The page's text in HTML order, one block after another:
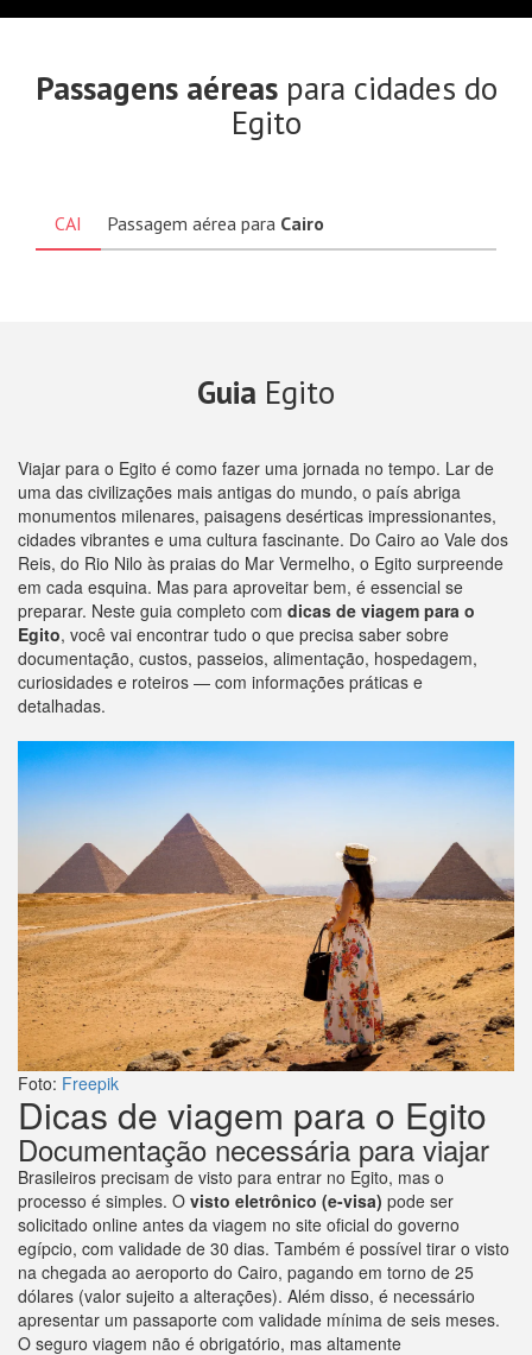
Passagens aéreaspara cidades do
Egito
CAI Passagem aérea para Cairo
Guia Egito
Viajar para o Egito é como fazer uma jornada no tempo. Lar de
uma das civilizações mais antigas do mundo, o país abriga
monumentos milenares, paisagens desérticas impressionantes,
cidades vibrantes e uma cultura fascinante. Do Cairo ao Vale dos
Reis, do Rio Nilo às praias do Mar Vermelho, o Egito surpreende
em cada esquina. Mas para aproveitar bem, é essencial se
preparar. Neste guia completo com dicas de viagem para o
Egito, você vai encontrar tudo o que precisa saber sobre
documentação, custos, passeios, alimentação, hospedagem,
curiosidades e roteiros — com informações práticas e
detalhadas.
Foto: Freepik
Dicas de viagem para o Egito
Documentação necessária para viajar
Brasileiros precisam de visto para entrar no Egito, mas o
processo é simples. O visto eletrônico (e-visa) pode ser
solicitado online antes da viagem no site oficial do governo
egípcio, com validade de 30 dias. Também é possível tirar o visto
na chegada ao aeroporto do Cairo, pagando em torno de 25
dólares (valor sujeito a alterações). Além disso, é necessário
apresentar um passaporte com validade mínima de seis meses.
O seguro viagem não é obrigatório, mas altamente